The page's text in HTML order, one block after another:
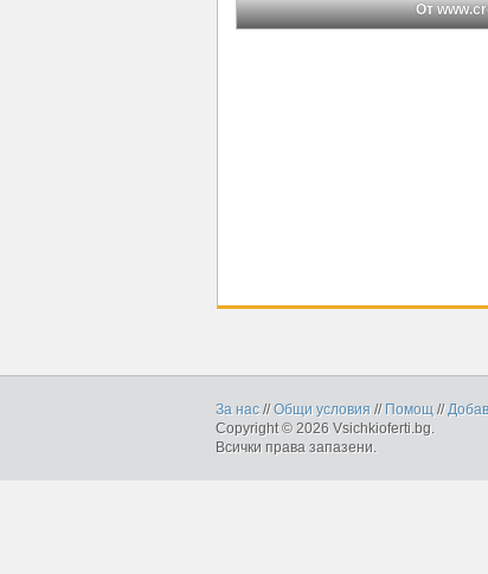
От
За нас //Общи условия // Помощ //
Copyright © 2026 Vsichkioferti.bg.
Всички права запазени.